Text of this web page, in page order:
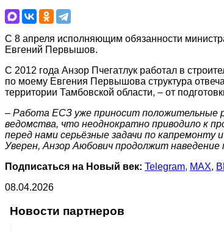
С 8 апреля исполняющим обязанности
Евгений Первышов.
С 2012 года Анзор Пчегатлук работал в
по моему Евгения Первышова структура
территории Тамбовской области, – от
– Работа ЕСЗ уже приносит положительные
ведомства, что неоднократно приводило к
перед нами серьёзные задачи по капремонту
Уверен, Анзор Аюбович продолжит
Подписаться на Новый век: Telegram, MAX,
08.04.2026
Новости партнеров